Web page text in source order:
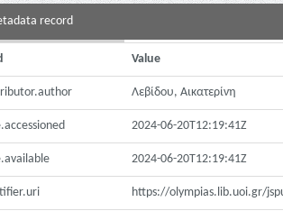
record
Value
Λεβίδου, Αικατερίνη
2024-06-20T12:19:41Z
2024-06-20T12:19:41Z
https://olympias.lib.uoi.gr/